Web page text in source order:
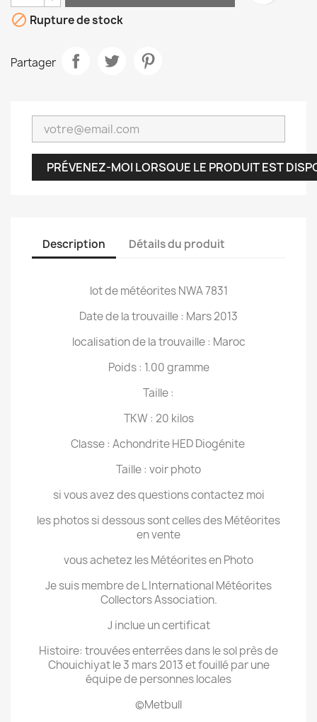
 Rupture de stock
Partager
PRÉVENEZ-MOI LORSQUE LE PRODUIT EST
Description Détails du produit
lot de météorites NWA 7831
Date de la trouvaille : Mars 2013
localisation de la trouvaille : Maroc
Poids : 1.00 gramme
Taille :
TKW : 20 kilos
Classe : Achondrite HED Diogénite
Taille : voir photo
si vous avez des questions contactez moi
les photos si dessous sont celles des Météorites
en vente
vous achetez les Météorites en Photo
Je suis membre de L International Météorites
Collectors Association.
J inclue un certificat
Histoire: trouvées enterrées dans le sol près de
Chouichiyat le 3 mars 2013 et fouillé par une
équipe de personnes locales
©Metbull